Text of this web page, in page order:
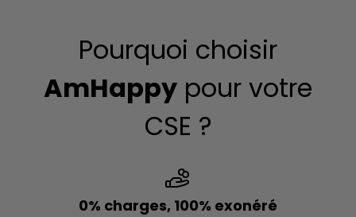
Pourquoi choisir
AmHappy pour votre
CSE ?
0% charges, 100% exonéré